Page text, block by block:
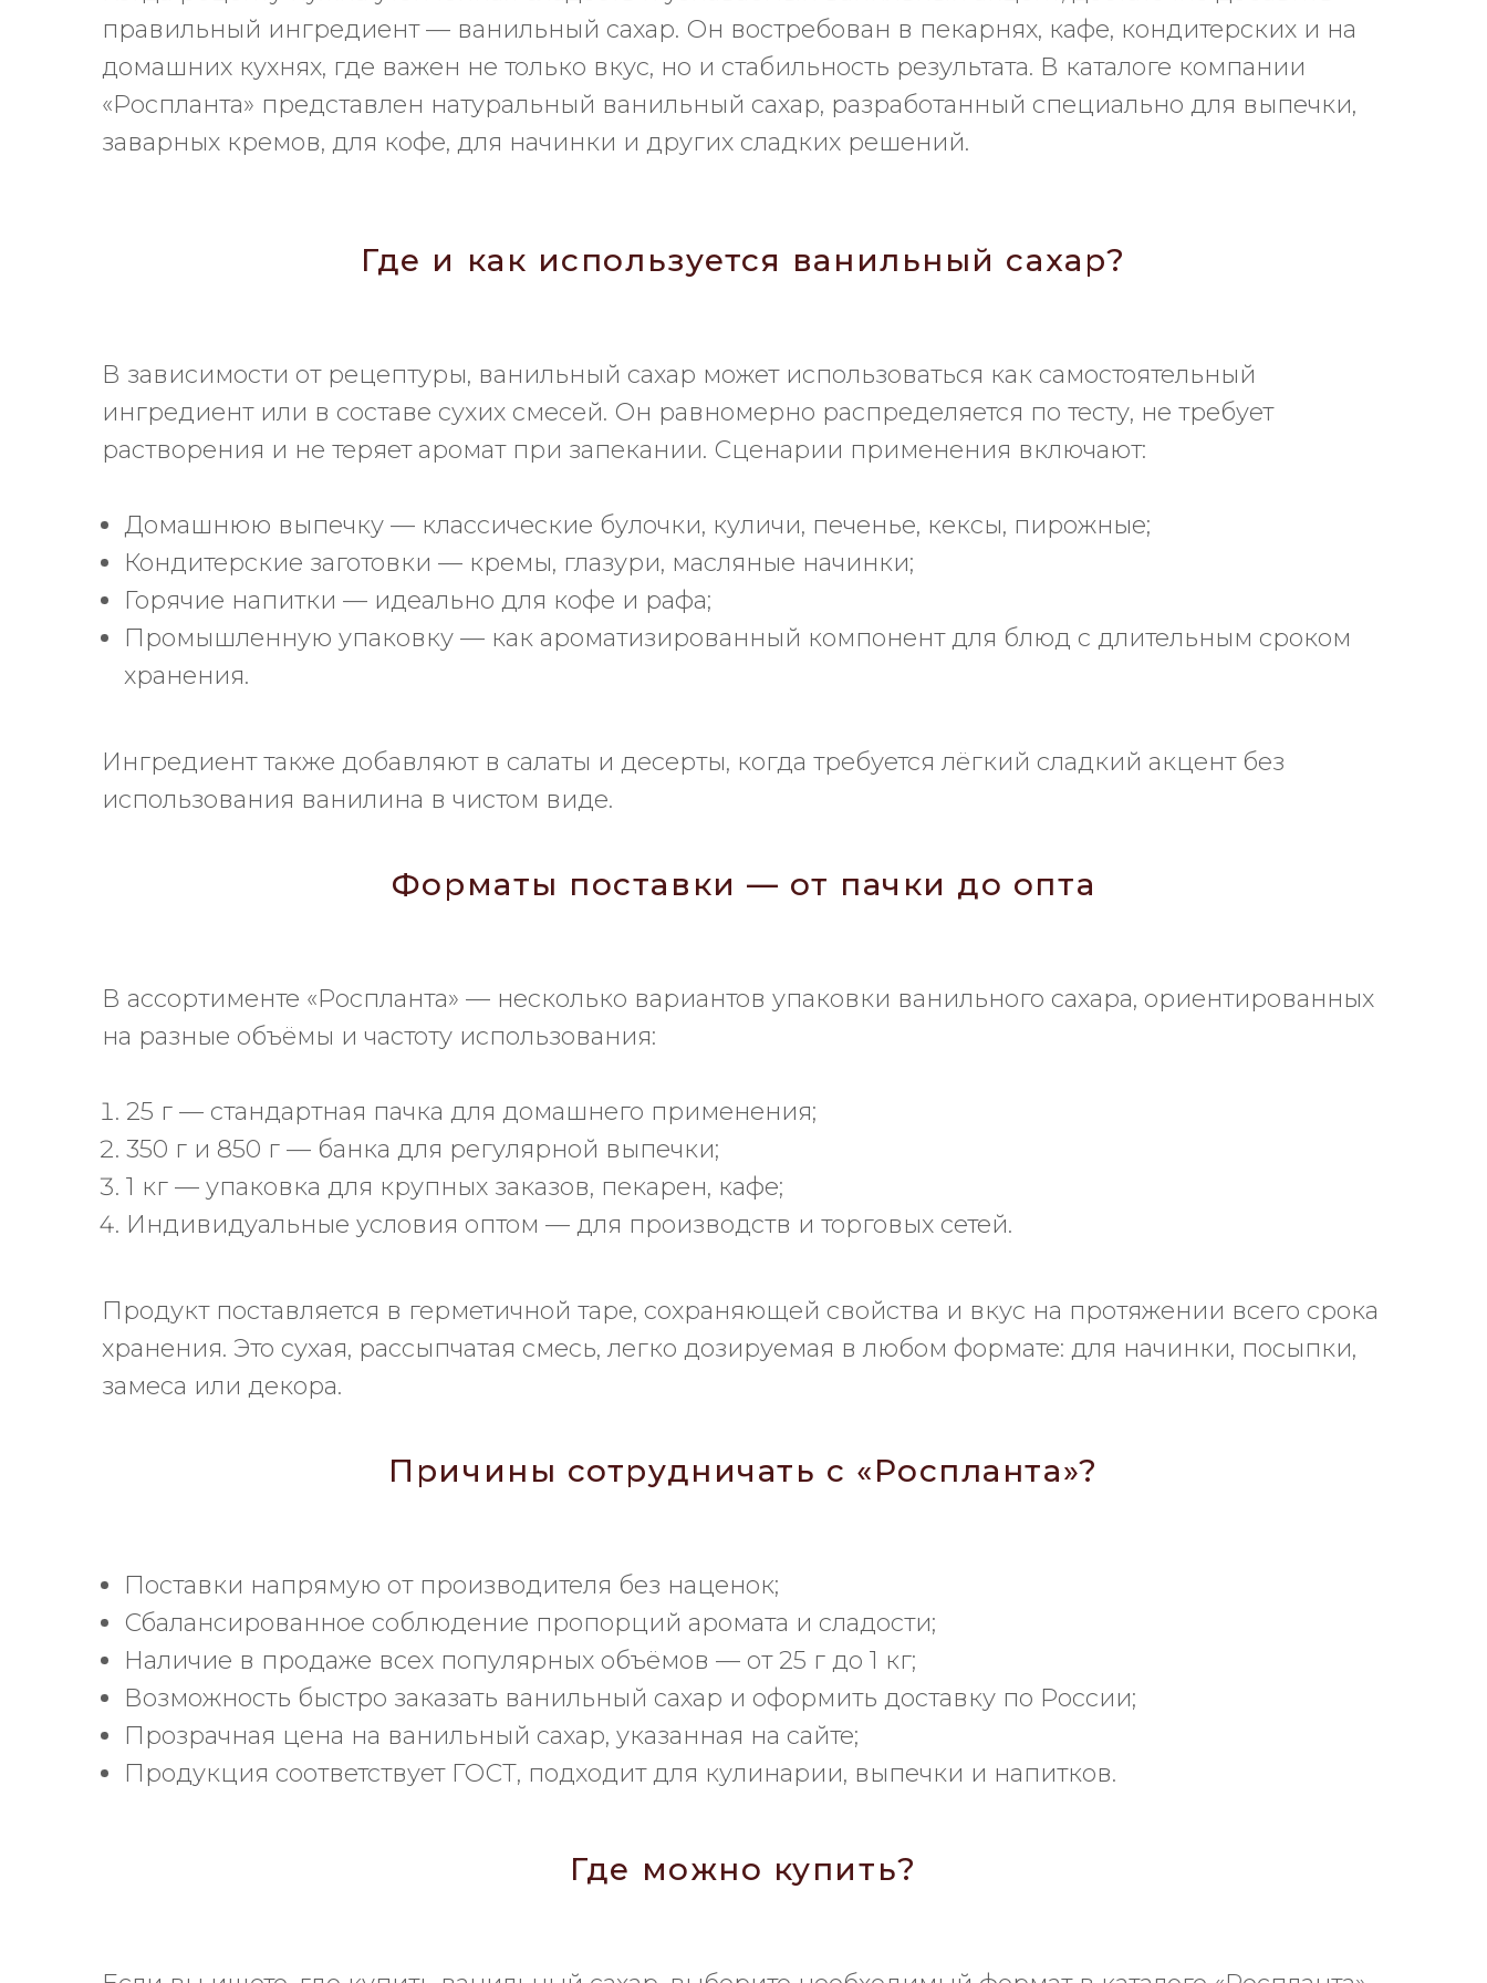
правильный ингредиент — ванильный сахар. Он востребован в пекарнях, кафе, кондитерских и на
домашних кухнях, где важен не только вкус, но и стабильность результата. В каталоге компании
«Роспланта» представлен натуральный ванильный сахар, разработанный специально для выпечки,
заварных кремов, для кофе, для начинки и других сладких решений.
Где и как используется ванильный сахар?
В зависимости от рецептуры, ванильный сахар может использоваться как самостоятельный
ингредиент или в составе сухих смесей. Он равномерно распределяется по тесту, не требует
растворения и не теряет аромат при запекании. Сценарии применения включают:
Домашнюю выпечку — классические булочки, куличи, печенье, кексы, пирожные;
Кондитерские заготовки — кремы, глазури, масляные начинки;
Горячие напитки — идеально для кофе и рафа;
Промышленную упаковку — как ароматизированный компонент для блюд с длительным сроком
хранения.
Ингредиент также добавляют в салаты и десерты, когда требуется лёгкий сладкий акцент без
использования ванилина в чистом виде.
Форматы поставки — от пачки до опта
В ассортименте «Роспланта» — несколько вариантов упаковки ванильного сахара, ориентированных
на разные объёмы и частоту использования:
25 г — стандартная пачка для домашнего применения;
350 г и 850 г — банка для регулярной выпечки;
1 кг — упаковка для крупных заказов, пекарен, кафе;
Индивидуальные условия оптом — для производств и торговых сетей.
Продукт поставляется в герметичной таре, сохраняющей свойства и вкус на протяжении всего срока
хранения. Это сухая, рассыпчатая смесь, легко дозируемая в любом формате: для начинки, посыпки,
замеса или декора.
Причины сотрудничать с «Роспланта»?
Поставки напрямую от производителя без наценок;
Сбалансированное соблюдение пропорций аромата и сладости;
Наличие в продаже всех популярных объёмов — от 25 г до 1 кг;
Возможность быстро заказать ванильный сахар и оформить доставку по России;
Прозрачная цена на ванильный сахар, указанная на сайте;
Продукция соответствует ГОСТ, подходит для кулинарии, выпечки и напитков.
Где можно купить?